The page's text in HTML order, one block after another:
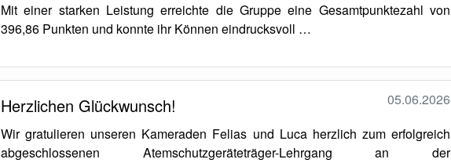
Mit einer starken Leistung erreichte die Gruppe eine Gesamtpunktezahl von
396,86 Punkten und konnte ihr Können eindrucksvoll …
Herzlichen Glückwunsch!
05.06.2026
Wir gratulieren unseren Kameraden Felias und Luca herzlich zum erfolgreich
abgeschlossenen Atemschutzgeräteträger-Lehrgang an der